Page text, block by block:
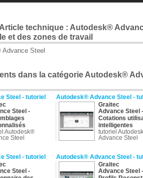
technique : Autodesk®
et des zones de travail
Steel
dans la catégorie Autodesk®
Steel - tutoriel Autodesk® Advance Steel -
Steel -
Autodesk®
Steel
Graitec
Advance Steel -
Cotations
intelligentes
tutoriel
Advance Steel
Steel - tutoriel Autodesk® Advance Steel -
Steel -
Graitec
Advance Steel